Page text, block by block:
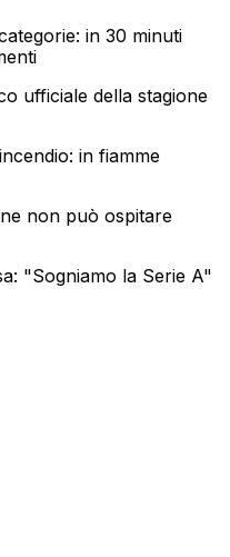
in 30 minuti
ufficiale della stagione
in fiamme
non può ospitare
"Sogniamo la Serie A"